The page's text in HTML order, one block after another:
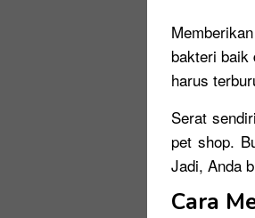
bakteri baik
harus
Serat
pet shop.
Jadi, Anda
Cara